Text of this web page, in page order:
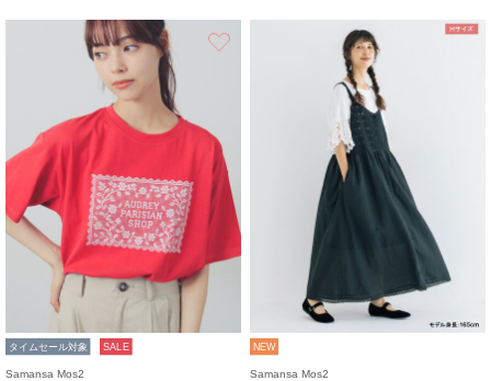
タイムセール対象 SALE
Samansa Mos2
NEW
Samansa Mos2